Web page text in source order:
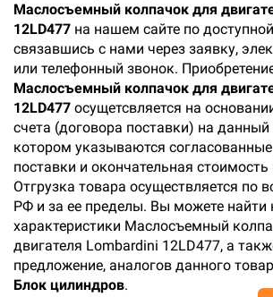
Маслосъемный колпачок для
12LD477 на нашем сайте по
связавшись с нами через заявку,
или телефонный звонок.
Маслосъемный колпачок для
12LD477 осущетсвляется на
счета (договора поставки) на данный
котором указываются
поставки и окончательная стоимость
Отгрузка товара осуществляется по
РФ и за ее пределы. Вы можете найти
характеристики Маслосъемный
двигателя Lombardini 12LD477, а
предложение, аналогов данного
Блок цилиндров.